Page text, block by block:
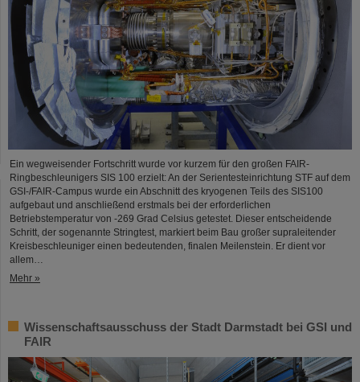
Ein wegweisender Fortschritt wurde vor kurzem für den großen FAIR-
Ringbeschleunigers SIS 100 erzielt: An der Serientesteinrichtung STF auf dem
GSI-/FAIR-Campus wurde ein Abschnitt des kryogenen Teils des SIS100
aufgebaut und anschließend erstmals bei der erforderlichen
Betriebstemperatur von -269 Grad Celsius getestet. Dieser entscheidende
Schritt, der sogenannte Stringtest, markiert beim Bau großer supraleitender
Kreisbeschleuniger einen bedeutenden, finalen Meilenstein. Er dient vor
allem…
Mehr »
Wissenschaftsausschuss der Stadt Darmstadt bei GSI und
FAIR